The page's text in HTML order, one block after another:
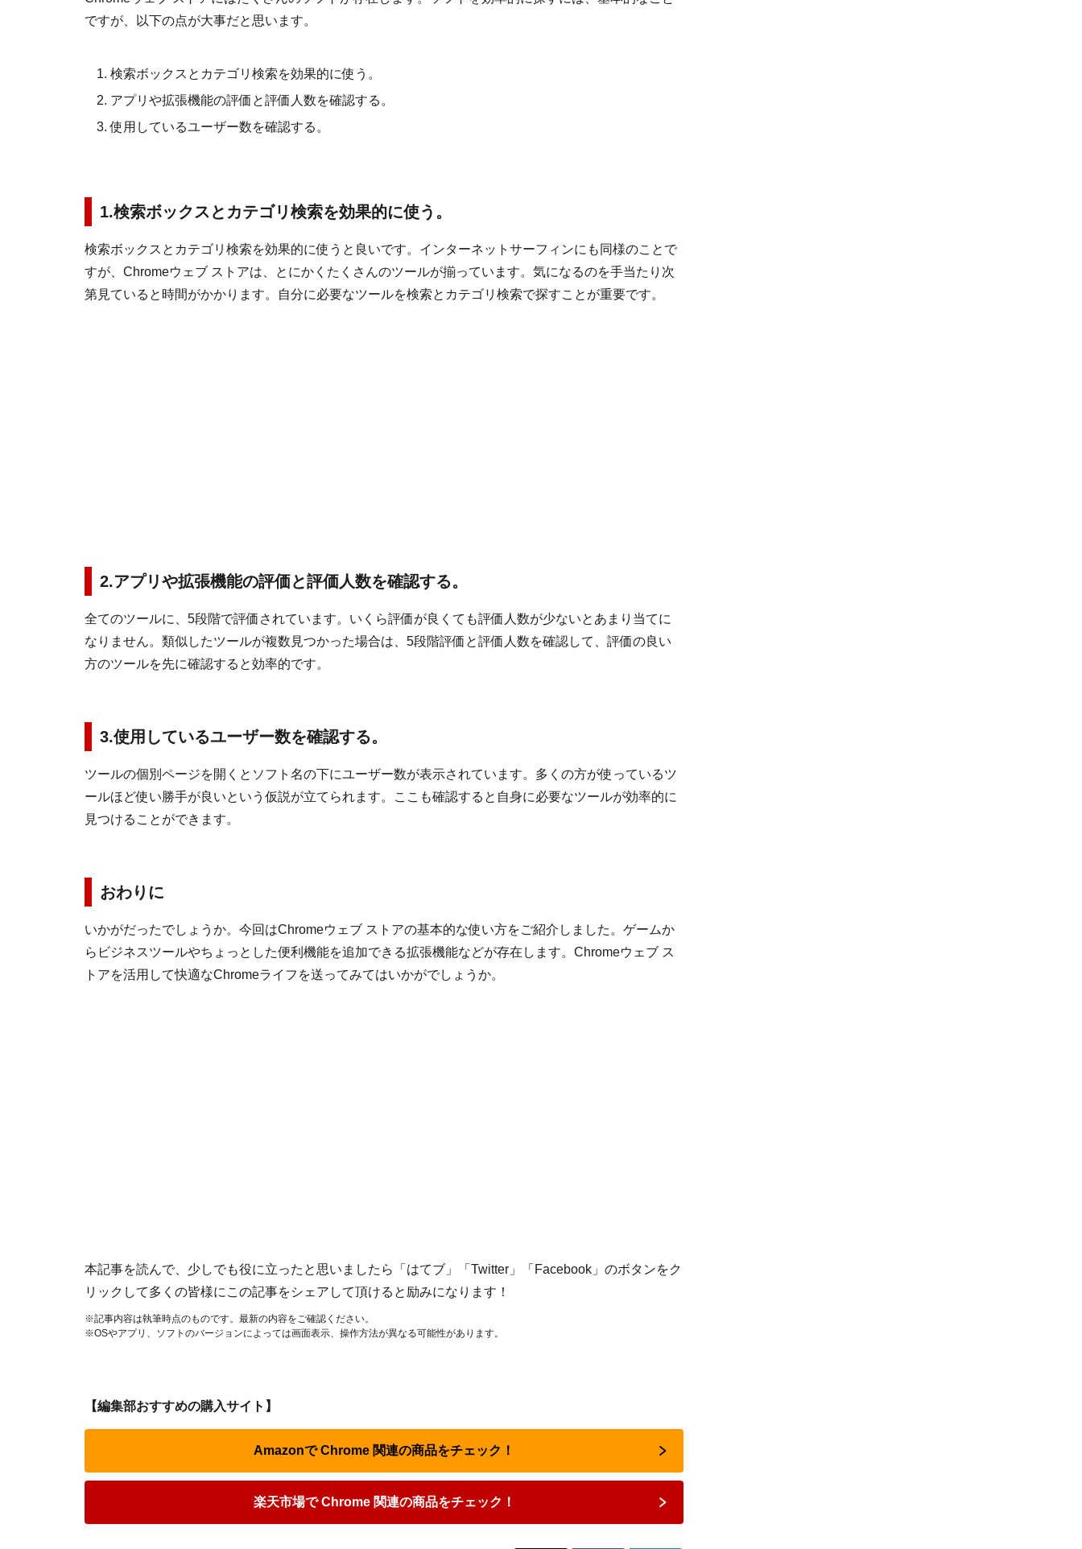
ですが、以下の点が大事だと思います。
検索ボックスとカテゴリ検索を効果的に使う。
アプリや拡張機能の評価と評価人数を確認する。
使用しているユーザー数を確認する。
1.検索ボックスとカテゴリ検索を効果的に使う。
検索ボックスとカテゴリ検索を効果的に使うと良いです。インターネットサーフィンにも同様のことで
すが、Chromeウェブ ストアは、とにかくたくさんのツールが揃っています。気になるのを手当たり次
第見ていると時間がかかります。自分に必要なツールを検索とカテゴリ検索で探すことが重要です。
2.アプリや拡張機能の評価と評価人数を確認する。
全てのツールに、5段階で評価されています。いくら評価が良くても評価人数が少ないとあまり当てに
なりません。類似したツールが複数見つかった場合は、5段階評価と評価人数を確認して、評価の良い
方のツールを先に確認すると効率的です。
3.使用しているユーザー数を確認する。
ツールの個別ページを開くとソフト名の下にユーザー数が表示されています。多くの方が使っているツ
ールほど使い勝手が良いという仮説が立てられます。ここも確認すると自身に必要なツールが効率的に
見つけることができます。
おわりに
いかがだったでしょうか。今回はChromeウェブ ストアの基本的な使い方をご紹介しました。ゲームか
らビジネスツールやちょっとした便利機能を追加できる拡張機能などが存在します。Chromeウェブ ス
トアを活用して快適なChromeライフを送ってみてはいかがでしょうか。
本記事を読んで、少しでも役に立ったと思いましたら「はてブ」「Twitter」「Facebook」のボタンをク
リックして多くの皆様にこの記事をシェアして頂けると励みになります！
※記事内容は執筆時点のものです。最新の内容をご確認ください。
※OSやアプリ、ソフトのバージョンによっては画面表示、操作方法が異なる可能性があります。
【編集部おすすめの購入サイト】
Amazonで Chrome 関連の商品をチェック！
楽天市場で Chrome 関連の商品をチェック！